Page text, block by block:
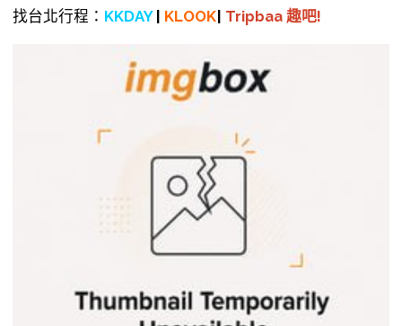
找台北行程： KKDAY| KLOOK| Tripbaa 趣吧!